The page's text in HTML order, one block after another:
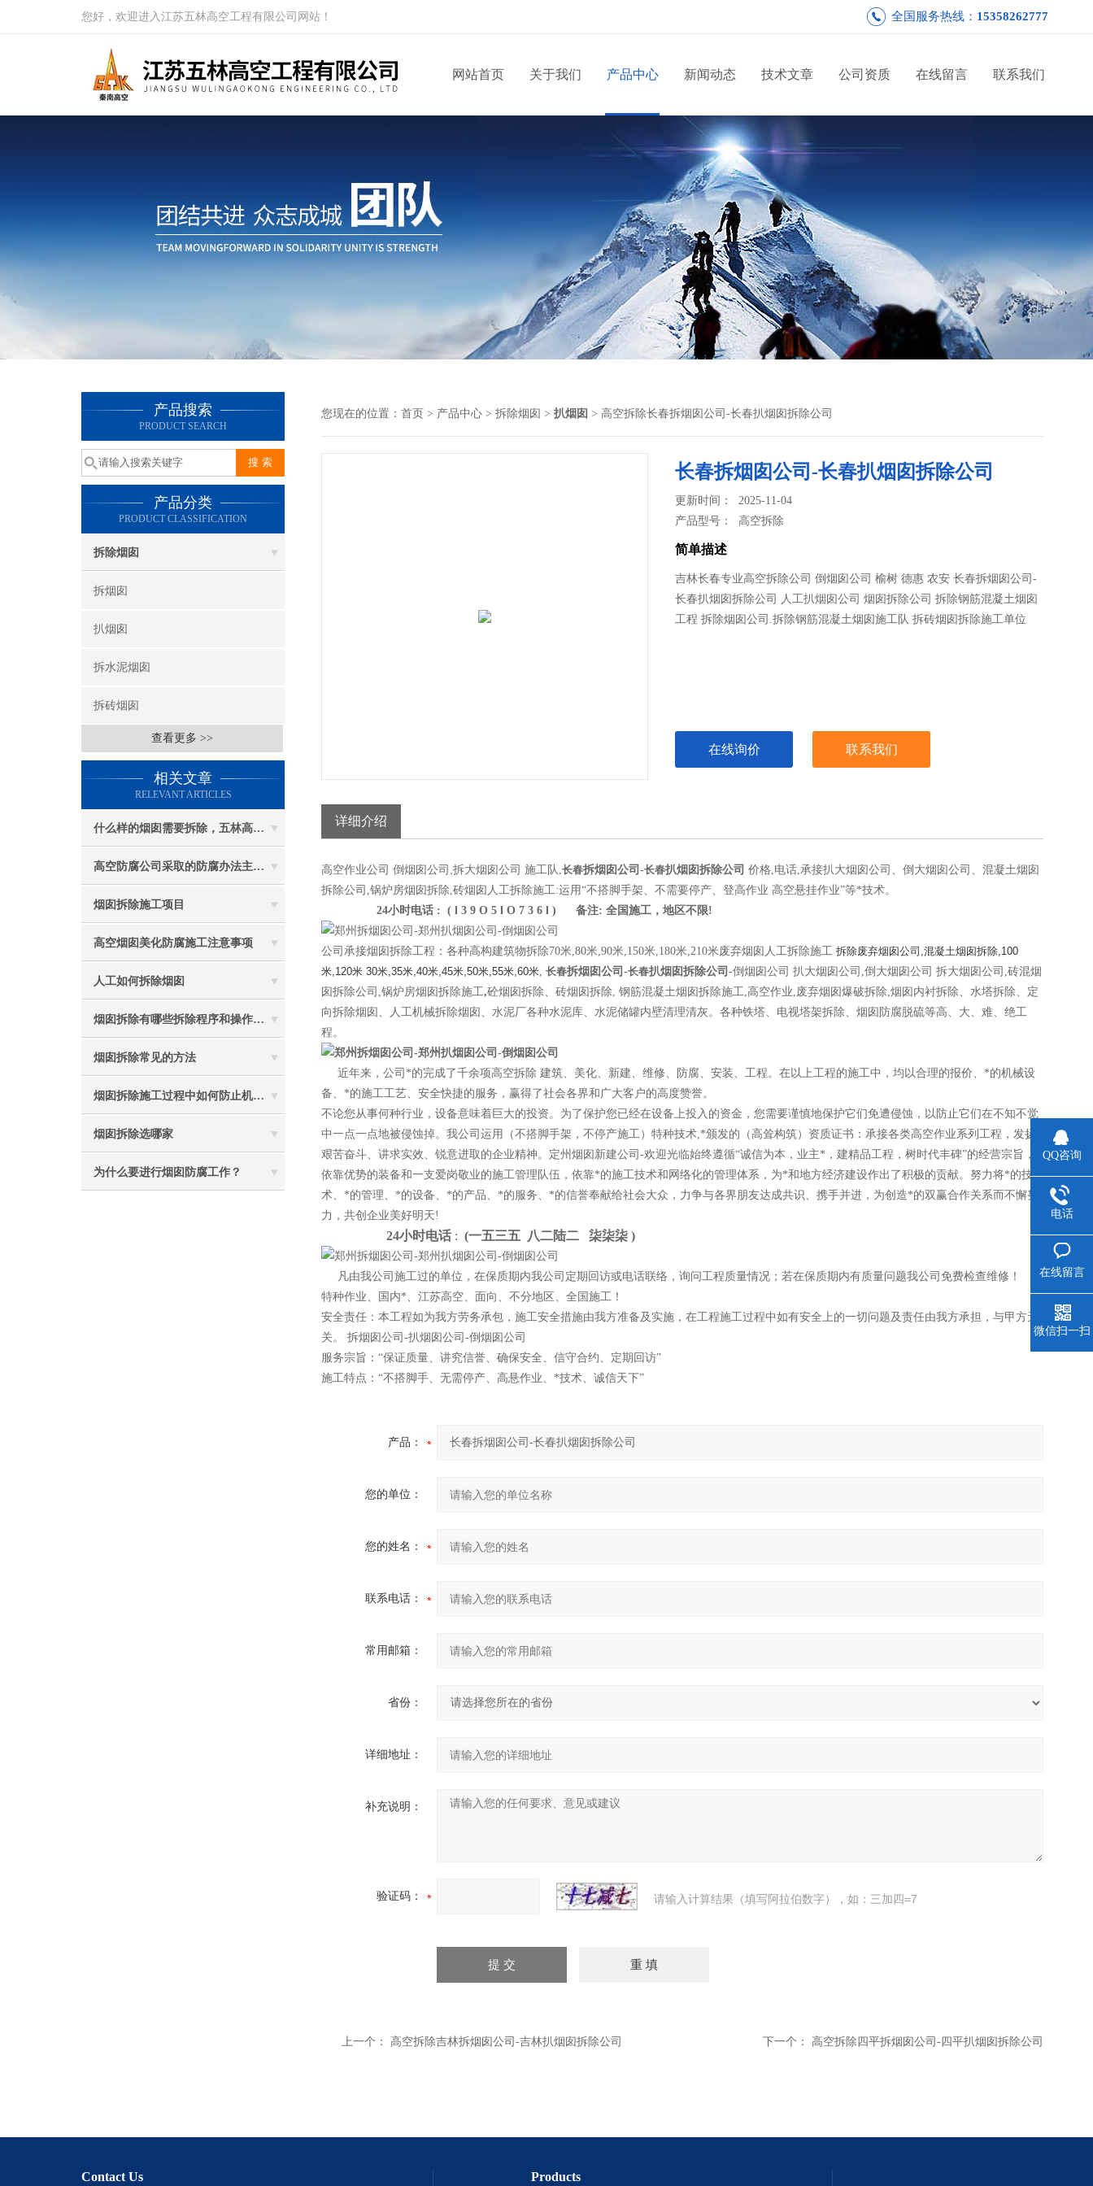
您好，欢迎进入江苏五林高空工程有限公司网站！ 全国服务热线： 15358262777
网站首页 关于我们 产品中心 新闻动态 技术文章 公司资质 在线留言 联系我们
产品搜索
PRODUCT SEARCH
产品分类
PRODUCT CLASSIFICATION
拆除烟囱
拆烟囱
扒烟囱
拆水泥烟囱
拆砖烟囱
查看更多 >>
相关文章
RELEVANT ARTICLES
什么样的烟囱需要拆除，五林高空烟囱拆除讲与你听
高空防腐公司采取的防腐办法主要有哪些？
烟囱拆除施工项目
高空烟囱美化防腐施工注意事项
人工如何拆除烟囱
烟囱拆除有哪些拆除程序和操作规定
烟囱拆除常见的方法
烟囱拆除施工过程中如何防止机械伤害
烟囱拆除选哪家
为什么要进行烟囱防腐工作？
您现在的位置： 首页 > 产品中心 > 拆除烟囱 > 扒烟囱 > 高空拆除长春拆烟囱公司-长春扒烟囱拆除公司
长春拆烟囱公司-长春扒烟囱拆除公司
更新时间： 2025-11-04
产品型号： 高空拆除
简单描述
吉林长春专业高空拆除公司 倒烟囱公司 榆树 德惠 农安 长春拆烟囱公司-
长春扒烟囱拆除公司 人工扒烟囱公司 烟囱拆除公司 拆除钢筋混凝土烟囱
工程 拆除烟囱公司.拆除钢筋混凝土烟囱施工队 拆砖烟囱拆除施工单位
在线询价 联系我们
详细介绍
高空作业公司 倒烟囱公司,拆大烟囱公司 施工队 ,长春拆烟囱公司-长春扒烟囱拆除公司 价格,电话,承接扒大烟囱公司、倒大烟囱公司、混凝土烟囱
拆除公司,锅炉房烟囱拆除,砖烟囱人工拆除施工:运用“不搭脚手架、不需要停产、登高作业 高空悬挂作业”等*技术。
24小时电话 : ( l 3 9 O 5 l O 7 3 6 l ) 备注: 全国施工，地区不限!
公司承接烟囱拆除工程：各种高构建筑物拆除70米,80米,90米,150米,180米,210米废弃烟囱人工拆除施工 拆除废弃烟囱公司,混凝土烟囱拆除,100
米,120米 30米,35米,40米,45米,50米,55米,60米, 长春拆烟囱公司-长春扒烟囱拆除公司 -倒烟囱公司 扒大烟囱公司,倒大烟囱公司 拆大烟囱公司,砖混烟
囱拆除公司,锅炉房烟囱拆除施工,砼烟囱拆除、砖烟囱拆除, 钢筋混凝土烟囱拆除施工,高空作业,废弃烟囱爆破拆除,烟囱内衬拆除、水塔拆除、定
向拆除烟囱、人工机械拆除烟囱、水泥厂各种水泥库、水泥储罐内壁清理清灰。各种铁塔、电视塔架拆除、烟囱防腐脱硫等高、大、难、绝工
程。
近年来，公司*的完成了千余项高空拆除 建筑、美化、新建、维修、防腐、安装、工程。在以上工程的施工中，均以合理的报价、*的机械设
备、*的施工工艺、安全快捷的服务，赢得了社会各界和广大客户的高度赞誉。
不论您从事何种行业，设备意味着巨大的投资。为了保护您已经在设备上投入的资金，您需要谨慎地保护它们免遭侵蚀，以防止它们在不知不觉
中一点一点地被侵蚀掉。我公司运用（不搭脚手架，不停产施工）特种技术,*颁发的（高耸构筑）资质证书：承接各类高空作业系列工程，发扬
艰苦奋斗、讲求实效、锐意进取的企业精神。定州烟囱新建公司-欢迎光临始终遵循“诚信为本，业主*，建精品工程，树时代丰碑”的经营宗旨，
依靠优势的装备和一支爱岗敬业的施工管理队伍，依靠*的施工技术和网络化的管理体系，为*和地方经济建设作出了积极的贡献。努力将*的技
术、*的管理、*的设备、*的产品、*的服务、*的信誉奉献给社会大众，力争与各界朋友达成共识、携手并进，为创造*的双赢合作关系而不懈努
力，共创企业美好明天!
24小时电话 : (一五三五 八二陆二 柒柒柒 )
凡由我公司施工过的单位，在保质期内我公司定期回访或电话联络，询问工程质量情况；若在保质期内有质量问题我公司免费检查维修！
特种作业、国内*、江苏高空、面向、不分地区、全国施工！
安全责任：本工程如为我方劳务承包，施工安全措施由我方准备及实施，在工程施工过程中如有安全上的一切问题及责任由我方承担，与甲方无
关。 拆烟囱公司-扒烟囱公司-倒烟囱公司
服务宗旨：“保证质量、讲究信誉、确保安全、信守合约、定期回访”
施工特点：“不搭脚手、无需停产、高悬作业、*技术、诚信天下”
产品：
您的单位：
您的姓名：
联系电话：
常用邮箱：
省份：
详细地址：
补充说明：
验证码： 请输入计算结果（填写阿拉伯数字），如：三加四=7
上一个： 高空拆除吉林拆烟囱公司-吉林扒烟囱拆除公司 下一个： 高空拆除四平拆烟囱公司-四平扒烟囱拆除公司
Contact Us Products
QQ咨询
电话
在线留言
微信扫一扫